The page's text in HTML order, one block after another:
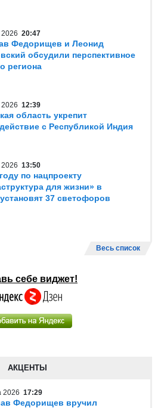
2026 20:47
Федорищев и Леонид
обсудили перспективное
региона
2026 12:39
область укрепит
с Республикой Индия
2026 13:50
по нацпроекту
для жизни» в
37 светофоров
Весь список
себе виджет!
АКЦЕНТЫ
2026 17:29
Федорищев вручил